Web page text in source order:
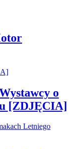
o
[ZDJĘCIA]